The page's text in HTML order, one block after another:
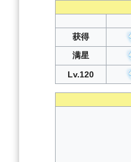
获得
满星
Lv.120